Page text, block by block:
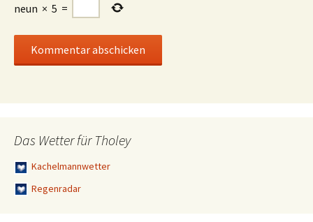
neun × 5 =
Das Wetter für Tholey
Kachelmannwetter
Regenradar